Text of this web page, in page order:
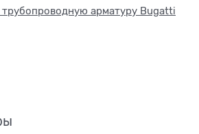
трубопроводную арматуру Bugatti